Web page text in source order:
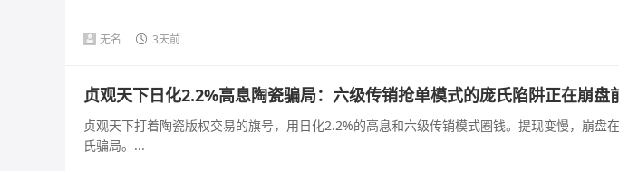
无名 3天前
贞观天下日化2.2%高息陶瓷骗局：六级传销抢单模式的庞氏陷阱正在崩盘
贞观天下打着陶瓷版权交易的旗号，用日化2.2%的高息和六级传销模式圈钱。提现变慢，崩盘
氏骗局。...